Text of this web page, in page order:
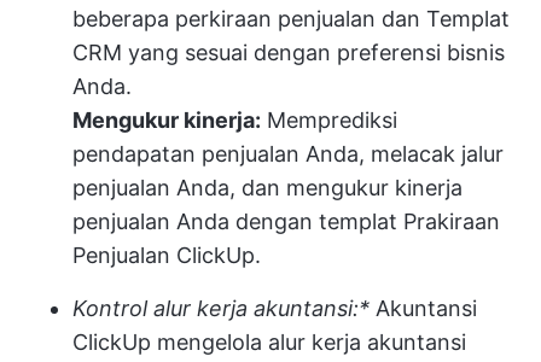
beberapa perkiraan penjualan dan Templat
CRM yang sesuai dengan preferensi bisnis
Anda.
Mengukur kinerja: Memprediksi
pendapatan penjualan Anda, melacak jalur
penjualan Anda, dan mengukur kinerja
penjualan Anda dengan templat Prakiraan
Penjualan ClickUp.
Kontrol alur kerja akuntansi:* Akuntansi
ClickUp mengelola alur kerja akuntansi